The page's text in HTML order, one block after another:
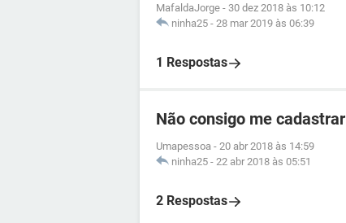
MafaldaJorge - 30 dez 2018 às 10:12
ninha25 - 28 mar 2019 às 06:39
1 Respostas
Não consigo me
Umapessoa - 20 abr 2018 às 14:59
ninha25 - 22 abr 2018 às 05:51
2 Respostas